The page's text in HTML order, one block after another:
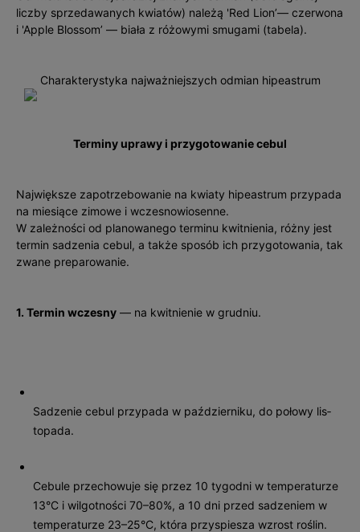
liczby sprzedawanych kwiatów) należą 'Red Lion’— czerwona
i 'Apple Blossom’ — biała z różowymi smugami (tabela).
Charakterystyka najważniejszych odmian hipeastrum
Terminy uprawy i przygotowanie cebul
Największe zapotrzebowanie na kwiaty hipeastrum przypada
na miesiące zimowe i wczesnowiosenne.
W zależności od planowanego terminu kwitnienia, różny jest
termin sadzenia cebul, a także sposób ich przygotowania, tak
zwane preparowanie.
1. Termin wczesny — na kwitnienie w grudniu.
Sadzenie cebul przypada w październiku, do połowy lis­
topada.
Cebule przechowuje się przez 10 tygodni w temperaturze
13°C i wilgotności 70–80%, a 10 dni przed sadzeniem w
temperaturze 23–25°C, która przyspiesza wzrost roślin.